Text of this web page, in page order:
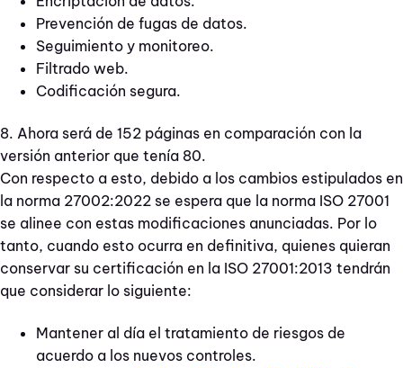
Prevención de fugas de datos.
Seguimiento y monitoreo.
Filtrado web.
Codificación segura.
8. Ahora será de 152 páginas en comparación con la
versión anterior que tenía 80.
Con respecto a esto, debido a los cambios estipulados en
la norma 27002:2022 se espera que la norma ISO 27001
se alinee con estas modificaciones anunciadas. Por lo
tanto, cuando esto ocurra en definitiva, quienes quieran
conservar su certificación en la ISO 27001:2013 tendrán
que considerar lo siguiente:
Mantener al día el tratamiento de riesgos de
acuerdo a los nuevos controles.